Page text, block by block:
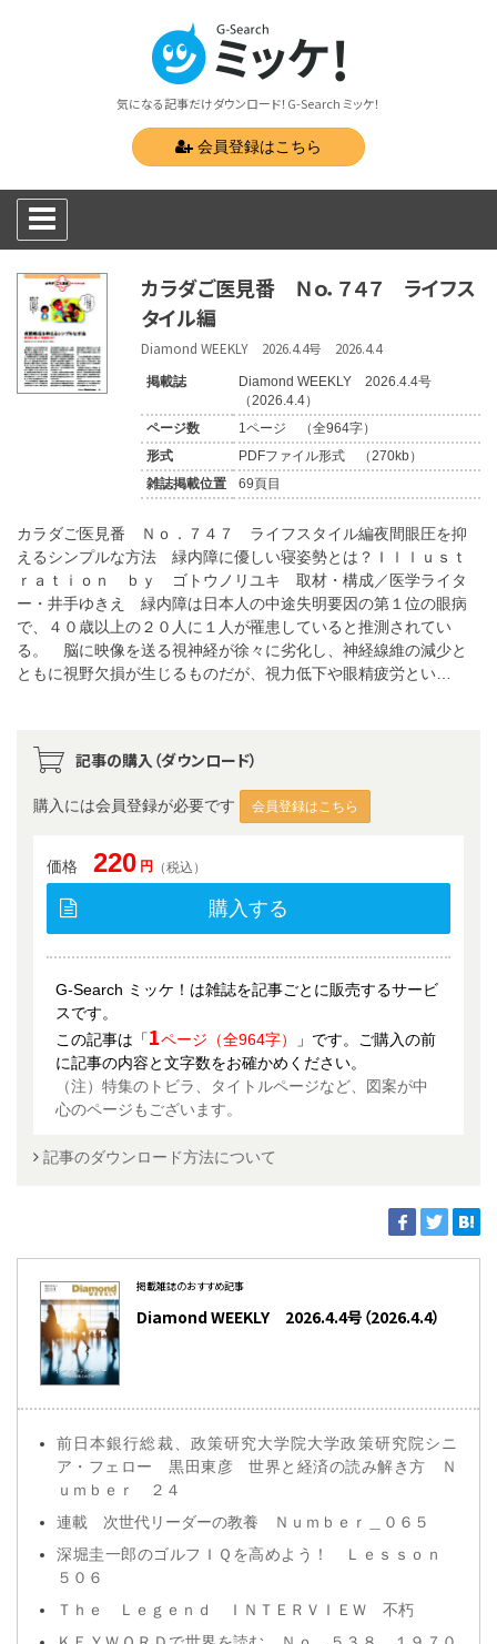
気になる記事だけダウンロード！G-Search ミッケ！
会員登録はこちら
カラダご医見番 Ｎｏ．７４７ ライフス
タイル編
Diamond WEEKLY 2026.4.4号 2026.4.4
掲載誌
Diamond WEEKLY 2026.4.4号
（2026.4.4）
ページ数
1ページ （全964字）
形式
PDFファイル形式 （270kb）
雑誌掲載位置
69頁目
カラダご医見番 Ｎｏ．７４７ ライフスタイル編夜間眼圧を抑
えるシンプルな方法 緑内障に優しい寝姿勢とは？Ｉｌｌｕｓｔ
ｒａｔｉｏｎ ｂｙ ゴトウノリユキ 取材・構成／医学ライタ
ー・井手ゆきえ 緑内障は日本人の中途失明要因の第１位の眼病
で、４０歳以上の２０人に１人が罹患していると推測されてい
る。 脳に映像を送る視神経が徐々に劣化し、神経線維の減少と
ともに視野欠損が生じるものだが、視力低下や眼精疲労とい…
記事の購入（ダウンロード）
購入には会員登録が必要です 会員登録はこちら
価格 220 円 （税込）
購入する
G-Search ミッケ！は雑誌を記事ごとに販売するサービ
スです。
この記事は「1ページ（全964字）
」です。ご購入の前
に記事の内容と文字数をお確かめください。
（注）特集のトビラ、タイトルページなど、図案が中
心のページもございます。
記事のダウンロード方法について
掲載雑誌のおすすめ記事
Diamond WEEKLY 2026.4.4号（2026.4.4）
前日本銀行総裁、政策研究大学院大学政策研究院シニ
ア・フェロー 黒田東彦 世界と経済の読み解き方 Ｎ
ｕｍｂｅｒ ２４
連載 次世代リーダーの教養 Ｎｕｍｂｅｒ＿０６５
深堀圭一郎のゴルフＩＱを高めよう！ Ｌｅｓｓｏｎ
５０６
Ｔｈｅ Ｌｅｇｅｎｄ ＩＮＴＥＲＶＩＥＷ 不朽